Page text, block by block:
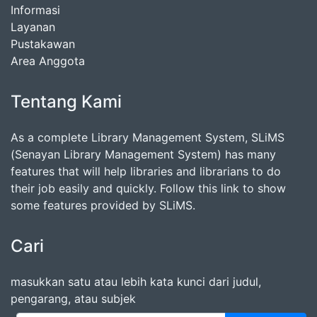
Informasi
Layanan
Pustakawan
Area Anggota
Tentang Kami
As a complete Library Management System, SLiMS
(Senayan Library Management System) has many
features that will help libraries and librarians to do
their job easily and quickly. Follow this link to show
some features provided by SLiMS.
Cari
masukkan satu atau lebih kata kunci dari judul,
pengarang, atau subjek